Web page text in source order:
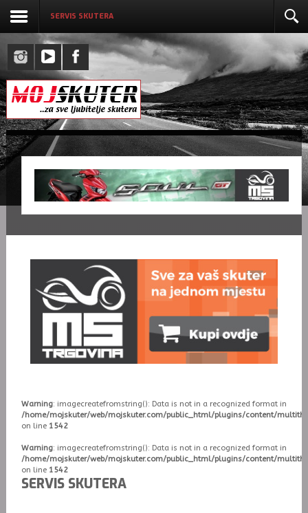
SERVIS SKUTERA
Warning: imagecreatefromstring(): Data is not in a recognized format in
/home/mojskuter/web/mojskuter.com/public_html/plugins/content/
on line 1542
Warning: imagecreatefromstring(): Data is not in a recognized format in
/home/mojskuter/web/mojskuter.com/public_html/plugins/content/
on line 1542
SERVIS SKUTERA